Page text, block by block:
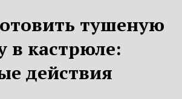
тушеную
в кастрюле:
действия